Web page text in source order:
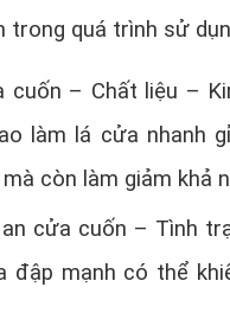
trong quá trình sử
cuốn – Chất liệu –
làm lá cửa nhanh
còn làm giảm khả
cửa cuốn – Tình
mạnh có thể